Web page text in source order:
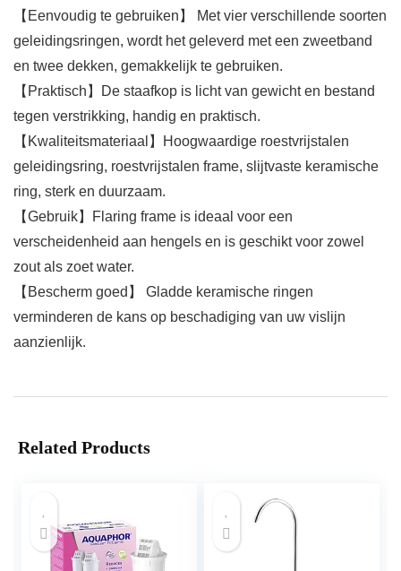
【Eenvoudig te gebruiken】 Met vier verschillende soorten
geleidingsringen, wordt het geleverd met een zweetband
en twee dekken, gemakkelijk te gebruiken.
【Praktisch】De staafkop is licht van gewicht en bestand
tegen verstrikking, handig en praktisch.
【Kwaliteitsmateriaal】Hoogwaardige roestvrijstalen
geleidingsring, roestvrijstalen frame, slijtvaste keramische
ring, sterk en duurzaam.
【Gebruik】Flaring frame is ideaal voor een
verscheidenheid aan hengels en is geschikt voor zowel
zout als zoet water.
【Bescherm goed】 Gladde keramische ringen
verminderen de kans op beschadiging van uw vislijn
aanzienlijk.
Related Products